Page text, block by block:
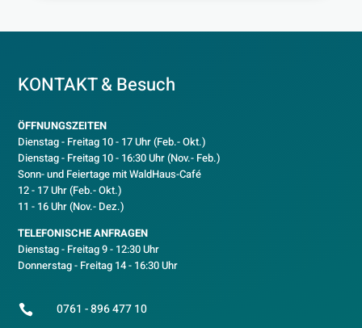
KONTAKT & Besuch
ÖFFNUNGSZEITEN
Dienstag - Freitag 10 - 17 Uhr (Feb.- Okt.)
Dienstag - Freitag 10 - 16:30 Uhr (Nov.- Feb.)
Sonn- und Feiertage mit WaldHaus-Café
12 - 17 Uhr (Feb.- Okt.)
11 - 16 Uhr (Nov.- Dez.)
TELEFONISCHE ANFRAGEN
Dienstag - Freitag 9 - 12:30 Uhr
Donnerstag - Freitag 14 - 16:30 Uhr
 0761 - 896 477 10